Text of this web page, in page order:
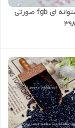
منجوق استوانه ای fgb صورتی